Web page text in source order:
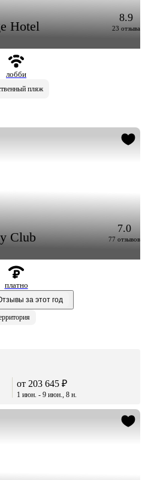
Hotel
8.9
23 отзыва
лобби
пляж
Club
7.0
77 отзывов
платно
за этот год
от 203 645 ₽
1 июн. - 9 июн., 8 н.